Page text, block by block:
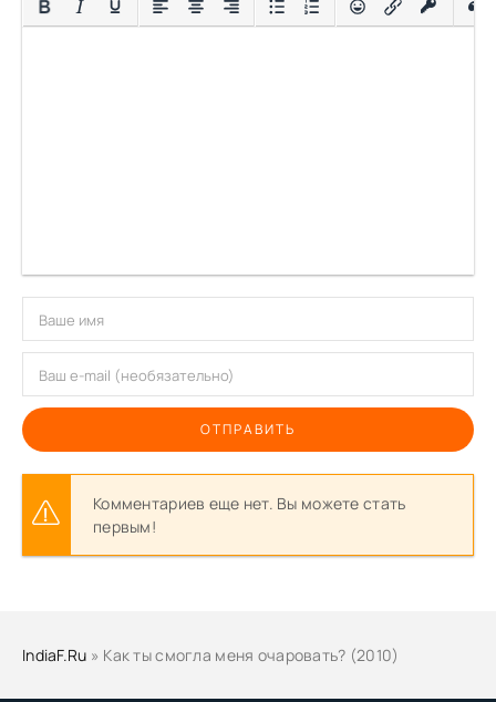
ОТПРАВИТЬ
Комментариев еще нет. Вы можете стать
первым!
IndiaF.Ru » Как ты смогла меня очаровать? (2010)